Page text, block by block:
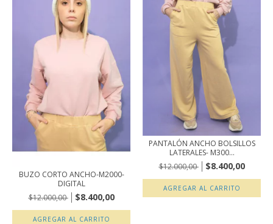
BUZO CORTO ANCHO-M2000-
DIGITAL
$12.000,00
$8.400,00
AGREGAR AL CARRITO
PANTALÓN ANCHO BOLSILLOS
LATERALES- M300...
$12.000,00
$8.400,00
AGREGAR AL CARRITO